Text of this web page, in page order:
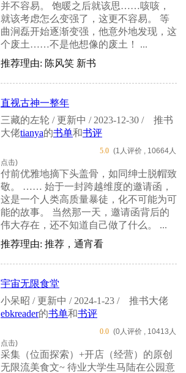
并不容易。 饱暖之后就该思……咳咳，
就该考虑怎么变强了，这更不容易。 等
曲涧磊开始逐渐变强，他意外地发现，这
个废土……不是他想像的废土！ ...
推荐理由: 陈风笑 新书
直视古神一整年
三藏的左轮 / 更新中 / 2023-12-30 /
推书
大佬tianya的书单和书评
5.0 (1人评价 , 10664人
点击)
付前优雅地摘下头盖骨，如同绅士脱帽致
敬。 …… 始于一封跨越维度的邀请函，
这是一个人类高质量暴徒，化不可能为可
能的故事。 当然那一天，邀请函背后的
伟大存在，还不知道自己做了什么。 ...
推荐理由: 推荐，通宵看
宇宙无限食堂
小呆昭 / 更新中 / 2024-1-23 /
推书大佬
ebkreader的书单和书评
0.0 (0人评价 , 10413人
点击)
采集（位面探索）+开店（经营）的原创
无限流美食文~ 待业大学生马陆在公园意